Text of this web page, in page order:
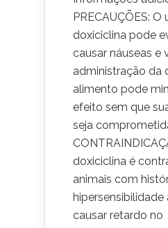
PRECAUÇÕES: O
doxiciclina pode
causar náuseas e
administração da
alimento pode
efeito sem que
seja
doxiciclina é
animais com
hipersensibilidade
causar retardo no